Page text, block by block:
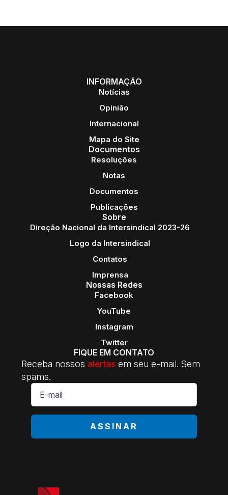
INFORMAÇÃO
Notícias
Opinião
Internacional
Mapa do Site
Documentos
Resoluções
Notas
Documentos
Publicações
Sobre
Direção Nacional da Intersindical 2023-26
Logo da Intersindical
Contatos
Imprensa
Nossas Redes
Facebook
YouTube
Instagram
Twitter
FIQUE EM CONTATO
Receba nossos alertas em seu e-mail. Sem
spams.
E-
mail
ASSINAR